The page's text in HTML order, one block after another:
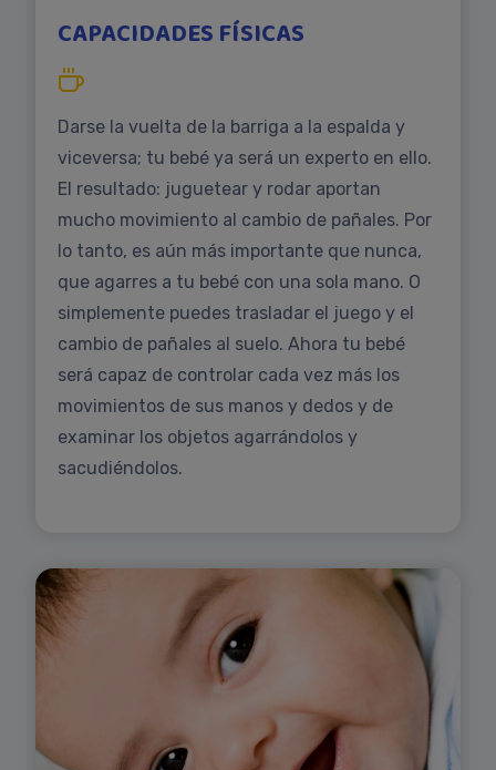
CAPACIDADES FÍSICAS
Darse la vuelta de la barriga a la espalda y
viceversa; tu bebé ya será un experto en ello.
El resultado: juguetear y rodar aportan
mucho movimiento al cambio de pañales. Por
lo tanto, es aún más importante que nunca,
que agarres a tu bebé con una sola mano. O
simplemente puedes trasladar el juego y el
cambio de pañales al suelo. Ahora tu bebé
será capaz de controlar cada vez más los
movimientos de sus manos y dedos y de
examinar los objetos agarrándolos y
sacudiéndolos.